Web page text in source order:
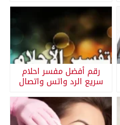
رقم أفضل مفسر احلام
سريع الرد واتس واتصال